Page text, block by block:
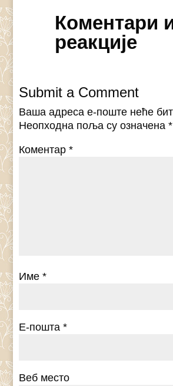
Коментари
реакције
Submit a Comment
Ваша адреса е-поште неће
Неопходна поља су означена*
Коментар*
Име*
Е-пошта*
Веб место